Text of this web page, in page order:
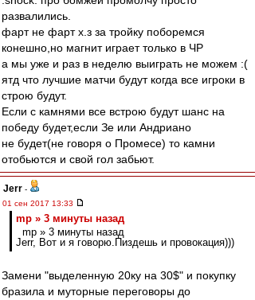
развалились.
фарт не фарт х.з за тройку поборемся
конешно,но магнит играет только в ЧР
а мы уже и раз в неделю выиграть не можем :(
ятд что лучшие матчи будут когда все игроки в
строю будут.
Если с камнями все встрою будут шанс на
победу будет,если Зе или Андриано
не будет(не говоря о Промесе) то камни
отобьются и свой гол забьют.
Jerr -
01 сен 2017 13:33
mp » 3 минуты назад
mp » 3 минуты назад
Jerr, Вот и я говорю.Пиздешь и провокация)))
Замени "выделенную 20ку на 30$" и покупку
бразила и муторные переговоры до